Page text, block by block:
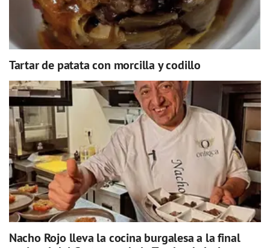
Tartar de patata con morcilla y codillo
Nacho Rojo lleva la cocina burgalesa a la final